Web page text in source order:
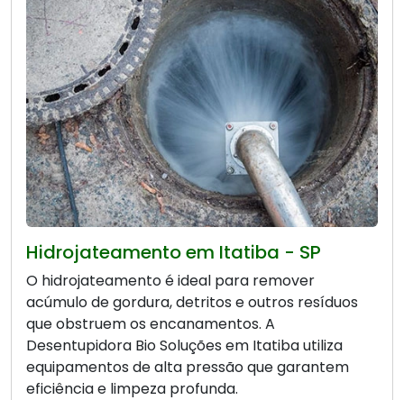
Hidrojateamento em Itatiba - SP
O hidrojateamento é ideal para remover
acúmulo de gordura, detritos e outros resíduos
que obstruem os encanamentos. A
Desentupidora Bio Soluções em Itatiba utiliza
equipamentos de alta pressão que garantem
eficiência e limpeza profunda.